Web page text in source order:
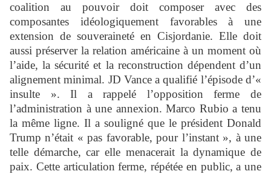
coalition au pouvoir doit composer avec des
composantes idéologiquement favorables à une
extension de souveraineté en Cisjordanie. Elle doit
aussi préserver la relation américaine à un moment où
l’aide, la sécurité et la reconstruction dépendent d’un
alignement minimal. JD Vance a qualifié l’épisode d’«
insulte ». Il a rappelé l’opposition ferme de
l’administration à une annexion. Marco Rubio a tenu
la même ligne. Il a souligné que le président Donald
Trump n’était « pas favorable, pour l’instant », à une
telle démarche, car elle menacerait la dynamique de
paix. Cette articulation ferme, répétée en public, a une